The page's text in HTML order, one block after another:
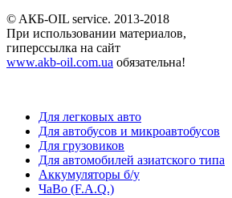
© AКБ-OIL service. 2013-2018
При использовании материалов,
гиперссылка на сайт
www.akb-oil.com.ua обязательна!
Для легковых авто
Для автобусов и микроавтобусов
Для грузовиков
Для автомобилей азиатского типа
Аккумуляторы б/у
ЧаВо (F.A.Q.)